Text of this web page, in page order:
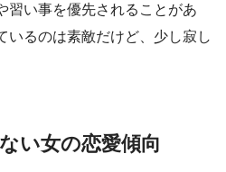
習い事を優先されることがあ
いるのは素敵だけど、少し寂し
い女の恋愛傾向